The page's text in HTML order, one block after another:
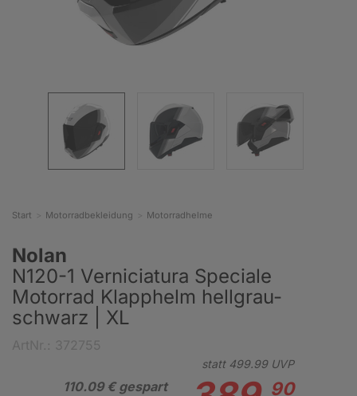
Start Motorradbekleidung Motorradhelme
Nolan
N120-1 Verniciatura Speciale
Motorrad Klapphelm hellgrau-
schwarz | XL
110.09 € gespart
statt 499.99UVP
90